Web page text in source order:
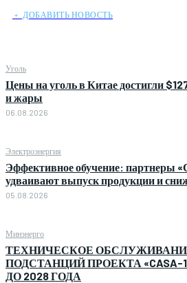
﹢ ДОБАВИТЬ НОВОСТЬ
Уголь
Цены на уголь в Китае достигли
и жары
06.08.2026
Электроэнергия
Эффективное обучение: партнеры
удваивают выпуск продукции и
05.08.2026
Минэнерго
ТЕХНИЧЕСКОЕ
ПОДСТАНЦИЙ ПРОЕКТА
ДО 2028 ГОДА